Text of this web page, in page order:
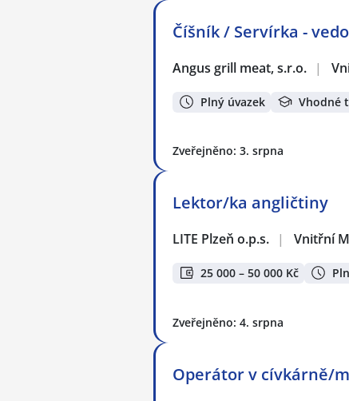
Číšník / Servírka -
Angus grill meat, s.r.o. |
Plný úvazek Vhodné
Zveřejněno: 3. srpna
Lektor/ka angličtiny
LITE Plzeň o.p.s. | Vnitřní
25 000 – 50 000 Kč
Zveřejněno: 4. srpna
Operátor v cívkárně/